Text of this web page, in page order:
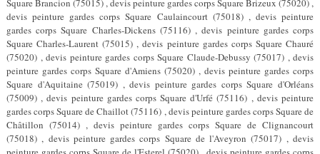
Square Brancion (75015) , devis peinture gardes corps Square Brizeux (75020) ,
devis peinture gardes corps Square Caulaincourt (75018) , devis peinture
gardes corps Square Charles-Dickens (75116) , devis peinture gardes corps
Square Charles-Laurent (75015) , devis peinture gardes corps Square Chauré
(75020) , devis peinture gardes corps Square Claude-Debussy (75017) , devis
peinture gardes corps Square d'Amiens (75020) , devis peinture gardes corps
Square d'Aquitaine (75019) , devis peinture gardes corps Square d'Orléans
(75009) , devis peinture gardes corps Square d'Urfé (75116) , devis peinture
gardes corps Square de Chaillot (75116) , devis peinture gardes corps Square de
Châtillon (75014) , devis peinture gardes corps Square de Clignancourt
(75018) , devis peinture gardes corps Square de l'Aveyron (75017) , devis